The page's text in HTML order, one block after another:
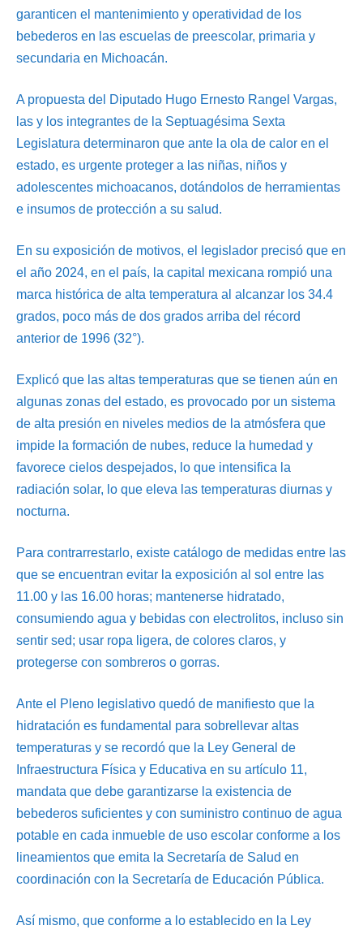
garanticen el mantenimiento y operatividad de los
bebederos en las escuelas de preescolar, primaria y
secundaria en Michoacán.
A propuesta del Diputado Hugo Ernesto Rangel Vargas,
las y los integrantes de la Septuagésima Sexta
Legislatura determinaron que ante la ola de calor en el
estado, es urgente proteger a las niñas, niños y
adolescentes michoacanos, dotándolos de herramientas
e insumos de protección a su salud.
En su exposición de motivos, el legislador precisó que en
el año 2024, en el país, la capital mexicana rompió una
marca histórica de alta temperatura al alcanzar los 34.4
grados, poco más de dos grados arriba del récord
anterior de 1996 (32°).
Explicó que las altas temperaturas que se tienen aún en
algunas zonas del estado, es provocado por un sistema
de alta presión en niveles medios de la atmósfera que
impide la formación de nubes, reduce la humedad y
favorece cielos despejados, lo que intensifica la
radiación solar, lo que eleva las temperaturas diurnas y
nocturna.
Para contrarrestarlo, existe catálogo de medidas entre las
que se encuentran evitar la exposición al sol entre las
11.00 y las 16.00 horas; mantenerse hidratado,
consumiendo agua y bebidas con electrolitos, incluso sin
sentir sed; usar ropa ligera, de colores claros, y
protegerse con sombreros o gorras.
Ante el Pleno legislativo quedó de manifiesto que la
hidratación es fundamental para sobrellevar altas
temperaturas y se recordó que la Ley General de
Infraestructura Física y Educativa en su artículo 11,
mandata que debe garantizarse la existencia de
bebederos suficientes y con suministro continuo de agua
potable en cada inmueble de uso escolar conforme a los
lineamientos que emita la Secretaría de Salud en
coordinación con la Secretaría de Educación Pública.
Así mismo, que conforme a lo establecido en la Ley